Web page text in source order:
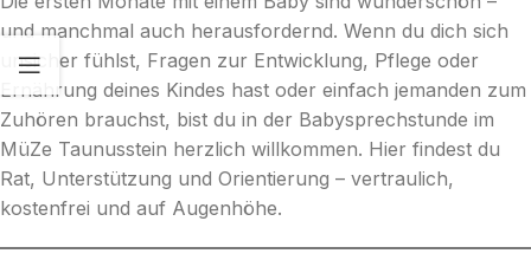
und manchmal auch herausfordernd. Wenn du dich sich
unsicher fühlst, Fragen zur Entwicklung, Pflege oder
Ernährung deines Kindes hast oder einfach jemanden zum
Zuhören brauchst, bist du in der Babysprechstunde im
MüZe Taunusstein herzlich willkommen. Hier findest du
Rat, Unterstützung und Orientierung – vertraulich,
kostenfrei und auf Augenhöhe.